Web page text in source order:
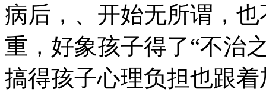
病后，、开始无所谓，
重，好象孩子得了“不治
搞得孩子心理负担也跟